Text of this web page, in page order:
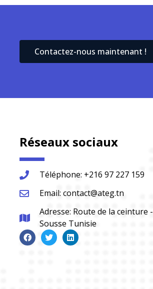
Contactez-nous maintenant !
Réseaux sociaux
Téléphone: +216 97 227 159
Email: contact@ateg.tn
Adresse: Route de la ceinture -
Sousse Tunisie